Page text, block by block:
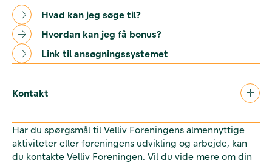
Hvad kan jeg søge til?
Hvordan kan jeg få bonus?
Link til ansøgningssystemet
Kontakt
Har du spørgsmål til Velliv Foreningens almennyttige
aktiviteter eller foreningens udvikling og arbejde, kan
du kontakte Velliv Foreningen. Vil du vide mere om din